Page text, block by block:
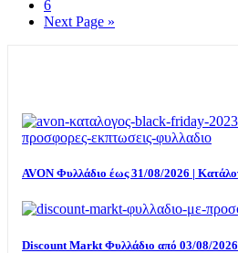
6
Next Page »
AVON Φυλλάδιο έως 31/08/2026 |
Discount Markt Φυλλάδιο από 03/08/